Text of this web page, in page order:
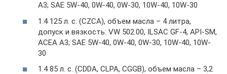
A3; SAE 5W-40, 0W-40, 0W-30, 10W-40, 10W-30
1.4 125 л. с. (CZCA), объем масла – 4 литра,
допуск и вязкость: VW 502.00, ILSAC GF-4, API-SM,
ACEA A3; SAE 5W-40, 0W-40, 0W-30, 10W-40, 10W-
30
1.4 85 л. с. (CDDA, CLPA, CGGB), объем масла – 3,2